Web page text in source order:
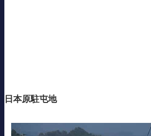
日本原駐屯地